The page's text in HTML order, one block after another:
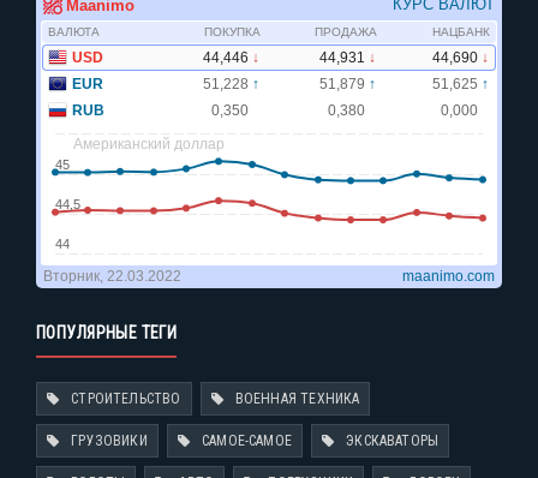
ПОПУЛЯРНЫЕ ТЕГИ
СТРОИТЕЛЬСТВО ВОЕННАЯ ТЕХНИКА
ГРУЗОВИКИ САМОЕ-САМОЕ ЭКСКАВАТОРЫ